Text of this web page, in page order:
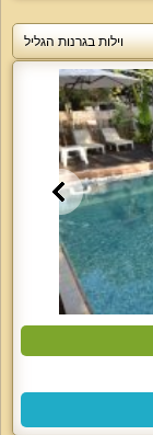
וילות בגרנות הגליל